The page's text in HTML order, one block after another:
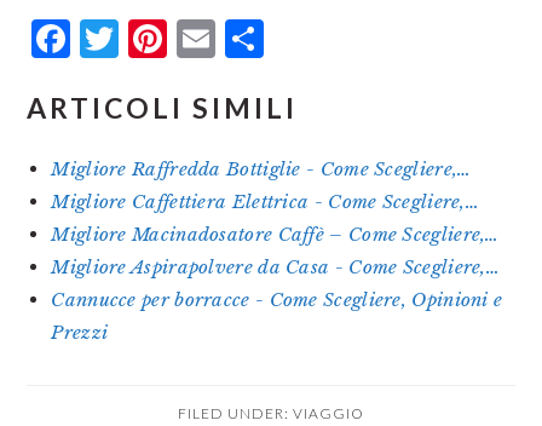
Facebook
Twitter
Pinterest
Email
ARTICOLI SIMILI
Migliore Raffredda Bottiglie - Come Scegliere,…
Migliore Caffettiera Elettrica - Come Scegliere,…
Migliore Macinadosatore Caffè – Come Scegliere,…
Migliore Aspirapolvere da Casa - Come Scegliere,…
Cannucce per borracce - Come Scegliere, Opinioni e
Prezzi
FILED UNDER: VIAGGIO